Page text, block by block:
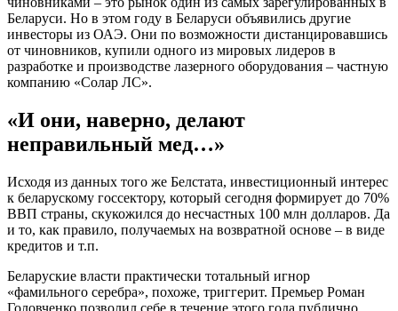
Беларуси. Но в этом году в Беларуси объявились другие
инвесторы из ОАЭ. Они по возможности дистанцировавшись
от чиновников, купили одного из мировых лидеров в
разработке и производстве лазерного оборудования – частную
компанию «Солар ЛС».
«И они, наверно, делают
неправильный мед…»
Исходя из данных того же Белстата, инвестиционный интерес
к беларускому госсектору, который сегодня формирует до 70%
ВВП страны, скукожился до несчастных 100 млн долларов. Да
и то, как правило, получаемых на возвратной основе – в виде
кредитов и т.п.
Беларуские власти практически тотальный игнор
«фамильного серебра», похоже, триггерит. Премьер Роман
Головченко позволил себе в течение этого года публично